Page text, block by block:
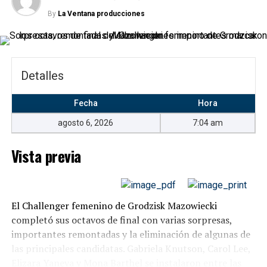
Partido
ÍBV Vestmannaeyjar – Fram
1-2
Valur – Stjarnan
Keflavík – KA Akureyri
3-0
FH Hafnarfjörður – KR Reykjavík
1-1
Keflavík 3-0 KA Akureyri
Goles
1-0, 27 minutos:
Sindri Snær Magnússon.
2-0, 32 minutos:
By La Ventana producciones
Detalles
Fecha Hora
agosto 6, 2026 7:04 am
Vista previa
El Challenger femenino de Grodzisk Mazowiecki
completó sus octavos de final con varias sorpresas,
importantes remontadas y la eliminación de algunas de
las principales candidatas. Gabriela Knutson, Carol Lee,